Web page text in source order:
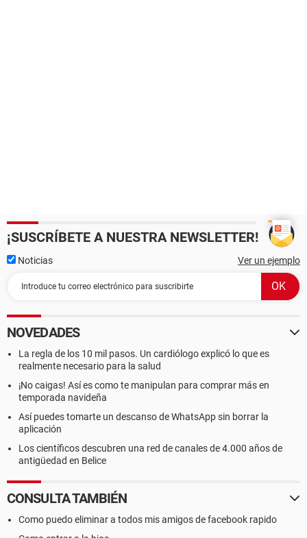
¡SUSCRÍBETE A NUESTRA NEWSLETTER!
Noticias Ver un ejemplo
NOVEDADES
La regla de los 10 mil pasos. Un cardiólogo explicó lo que es
realmente necesario para la salud
¡No caigas! Así es como te manipulan para comprar más en
temporada navideña
Así puedes tomarte un descanso de WhatsApp sin borrar la
aplicación
Los científicos descubren una red de canales de 4.000 años de
antigüedad en Belice
CONSULTA TAMBIÉN
Como puedo eliminar a todos mis amigos de facebook rapido